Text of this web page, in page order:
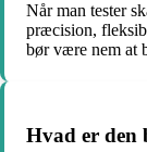
Når man tester
præcision,
bør være nem at
Hvad er den